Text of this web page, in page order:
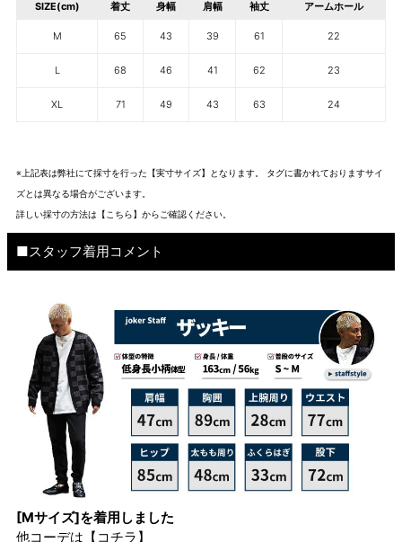
SIZE(cm) 着丈 身幅 肩幅 袖丈 アームホール
M 65 43 39 61 22
L 68 46 41 62 23
XL 71 49 43 63 24
※上記表は弊社にて採寸を行った【実寸サイズ】となります。 タグに書かれておりますサイ
ズとは異なる場合がございます。
詳しい採寸の方法は 【こちら】から ご確認ください。
■スタッフ着用コメント
[Mサイズ]を着用しました
他コーデは 【コチラ】